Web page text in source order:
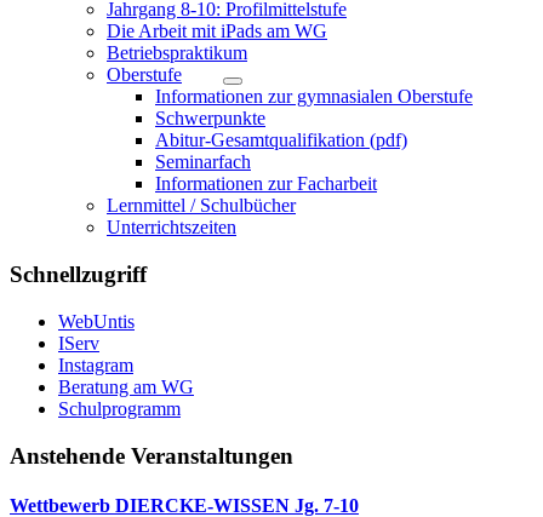
Jahrgang 8-10: Profilmittelstufe
Die Arbeit mit iPads am WG
Betriebspraktikum
Oberstufe
Informationen zur gymnasialen Oberstufe
Schwerpunkte
Abitur-Gesamtqualifikation (pdf)
Seminarfach
Informationen zur Facharbeit
Lernmittel / Schulbücher
Unterrichtszeiten
Schnellzugriff
WebUntis
IServ
Instagram
Beratung am WG
Schulprogramm
Anstehende Veranstaltungen
Wettbewerb DIERCKE-WISSEN Jg. 7-10